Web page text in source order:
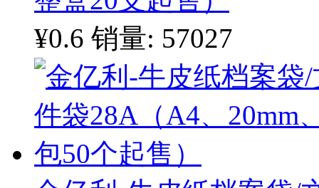
¥0.6 销量: 57027